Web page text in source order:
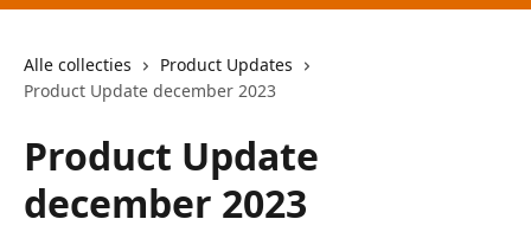
Alle collecties
Product Updates
Product Update december 2023
Product Update
december 2023